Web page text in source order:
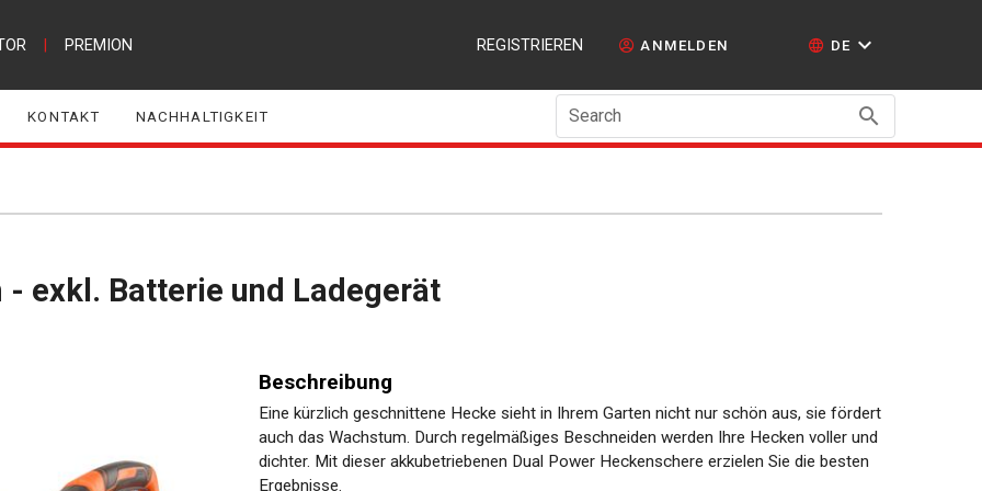
PREMION REGISTRIEREN ANMELDEN DE
KONTAKT NACHHALTIGKEIT Search
- exkl. Batterie und Ladegerät
Beschreibung
Eine kürzlich geschnittene Hecke sieht in Ihrem Garten nicht nur schön aus, sie fördert
auch das Wachstum. Durch regelmäßiges Beschneiden werden Ihre Hecken voller und
dichter. Mit dieser akkubetriebenen Dual Power Heckenschere erzielen Sie die besten
Ergebnisse.